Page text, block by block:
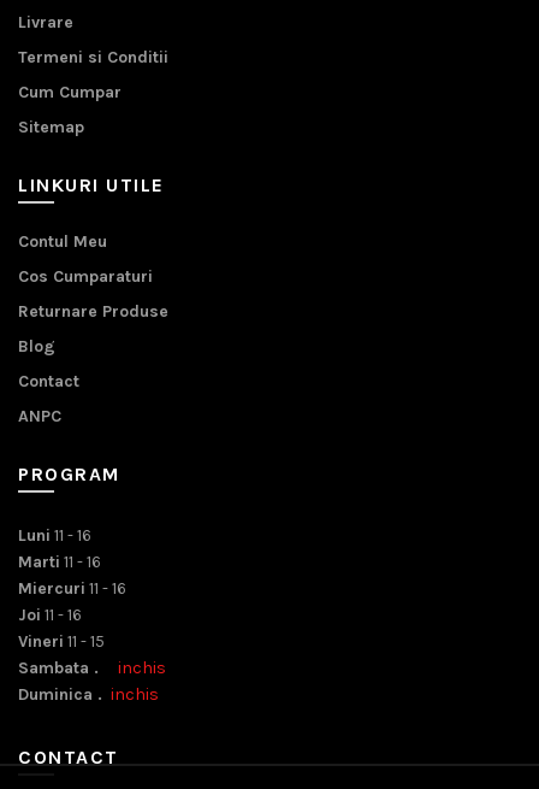
Livrare
Termeni si Conditii
Cum Cumpar
Sitemap
LINKURI UTILE
Contul Meu
Cos Cumparaturi
Returnare Produse
Blog
Contact
ANPC
PROGRAM
Luni 11 - 16
Marti 11 - 16
Miercuri 11 - 16
Joi 11 - 16
Vineri 11 - 15
Sambata . inchis
Duminica . inchis
CONTACT